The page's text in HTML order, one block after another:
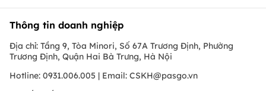
Thông tin doanh nghiệp
Địa chỉ: Tầng 9, Tòa Minori, Số 67A Trương Định, Phường
Trương Định, Quận Hai Bà Trưng, Hà Nội
Hotline: 0931.006.005 | Email: CSKH@pasgo.vn